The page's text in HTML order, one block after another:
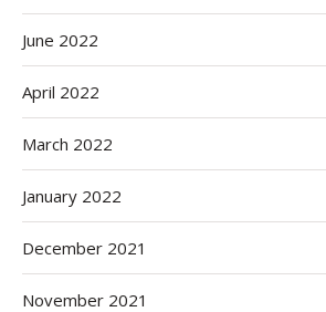
June 2022
April 2022
March 2022
January 2022
December 2021
November 2021